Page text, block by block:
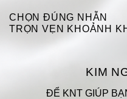
CHỌN ĐÚNG NHẪN
TRỌN VẸN KHOẢNH
KIM
ĐỂ KNT GIÚP